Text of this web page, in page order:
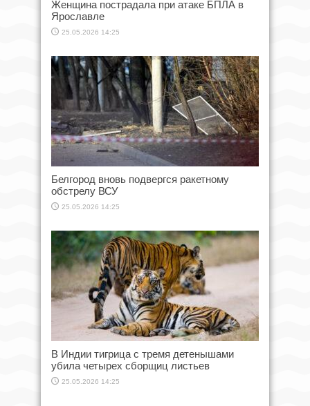
Женщина пострадала при атаке БПЛА в
Ярославле
25.05.2026 14:25
Белгород вновь подвергся ракетному
обстрелу ВСУ
25.05.2026 14:25
В Индии тигрица с тремя детенышами
убила четырех сборщиц листьев
25.05.2026 14:25